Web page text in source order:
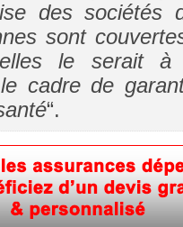
des sociétés
sont
elles le serait à
cadre de
“.